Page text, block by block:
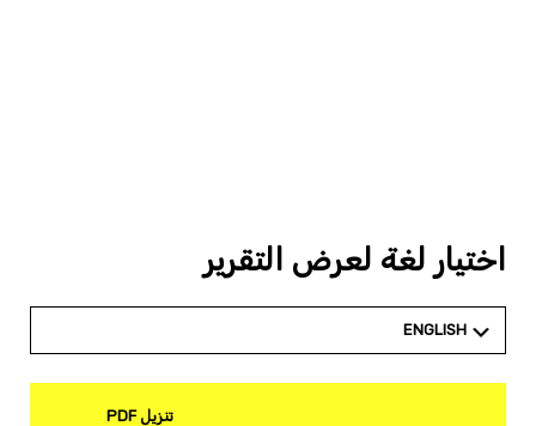
اختيار لغة لعرض التقرير
ENGLISH
تنزيل PDF